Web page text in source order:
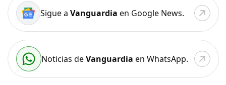
Sigue a Vanguardia en Google News.
Noticias deVanguardia en WhatsApp.